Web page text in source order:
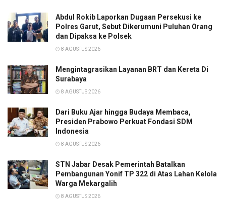
Abdul Rokib Laporkan Dugaan Persekusi ke
Polres Garut, Sebut Dikerumuni Puluhan Orang
dan Dipaksa ke Polsek
8 AGUSTUS 2026
Mengintagrasikan Layanan BRT dan Kereta Di
Surabaya
8 AGUSTUS 2026
Dari Buku Ajar hingga Budaya Membaca,
Presiden Prabowo Perkuat Fondasi SDM
Indonesia
8 AGUSTUS 2026
STN Jabar Desak Pemerintah Batalkan
Pembangunan Yonif TP 322 di Atas Lahan Kelola
Warga Mekargalih
8 AGUSTUS 2026